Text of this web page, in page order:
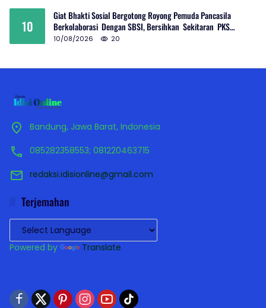
10
Giat Bhakti Sosial Bergotong Royong Pemuda Pancasila
Berkolaborasi Dengan SBSI, Bersihkan Sekitaran PKS
Rambutan Dan Jalan Umum
10/08/2026 20
Bandung, Jawa Barat, Indonesia
085282358553; 081220463715
redaksi.idisionline@gmail.com
Terjemahan
Powered by Translate